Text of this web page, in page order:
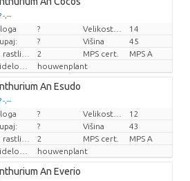
-,--
za kos ?
14
? Višina
45
2 MPS cert.
MPS A
houwenplant
An Esudo
-,--
za kos ?
12
? Višina
43
2 MPS cert.
MPS A
houwenplant
An Everio